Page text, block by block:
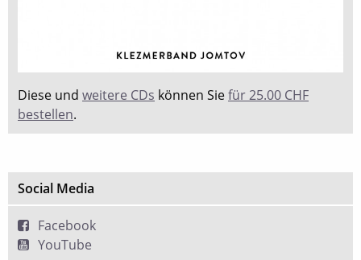
Diese und weitere CDs können Siefür 25.00 CHF
bestellen.
Social Media
Facebook
YouTube